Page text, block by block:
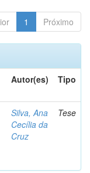
1 Próximo
Autor(es) Tipo
Silva, Ana
Cecília da
Cruz
Tese